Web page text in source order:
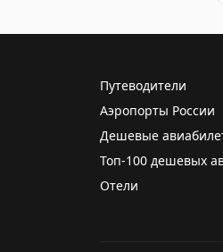
Путеводители
Аэропорты России
Дешевые
Топ-100 дешевых
Отели